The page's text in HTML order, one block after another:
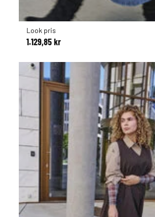
Look pris
1.129,85 kr